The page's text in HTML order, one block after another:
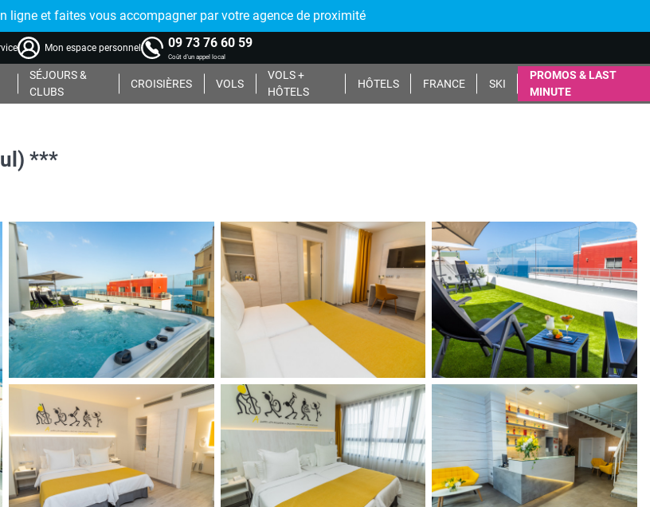
ligne et faites vous accompagner par votre agence de proximité
Mon espace personnel 09 73 76 60 59
Coût d'un appel local
SÉJOURS &
CLUBS
CROISIÈRES VOLS
VOLS +
HÔTELS
HÔTELS FRANCE SKI
PROMOS & LAST
MINUTE
***